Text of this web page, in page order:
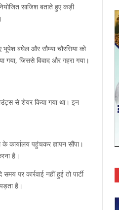
साजिश बताते हुए कड़ी
भूपेश बघेल और सौम्या चौरसिया को
गया, जिससे विवाद और गहरा गया।
से शेयर किया गया था। इन
कार्यालय पहुंचकर ज्ञापन सौंपा।
है।
पर कार्रवाई नहीं हुई तो पार्टी
है।